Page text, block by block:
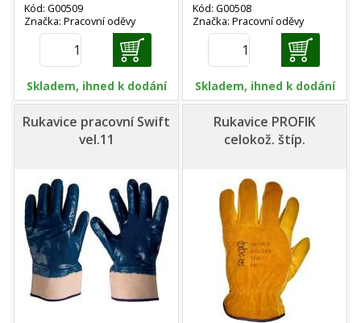
Kód: G00509
Značka: Pracovní oděvy
Skladem, ihned k dodání
Kód: G00508
Značka: Pracovní oděvy
Skladem, ihned k dodání
Rukavice pracovní Swift
vel.11
Rukavice PROFIK
celokož. štíp.